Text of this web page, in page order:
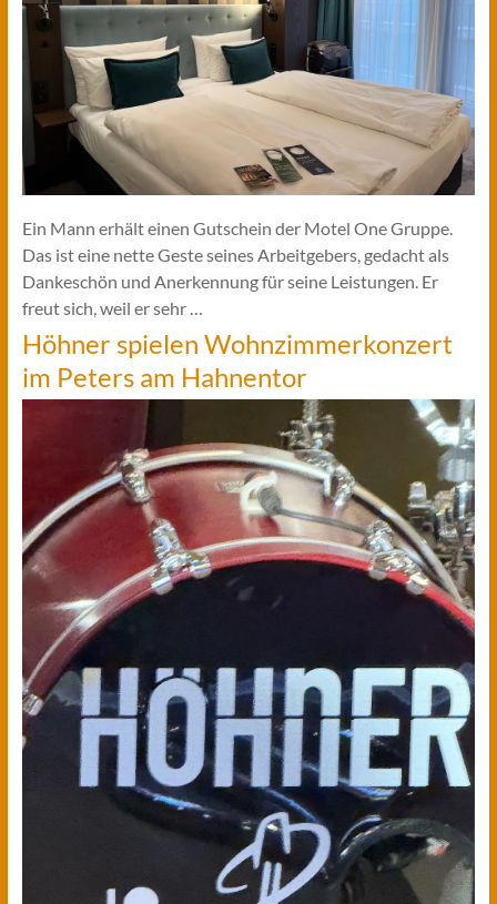
Ein Mann erhält einen Gutschein der Motel One Gruppe.
Das ist eine nette Geste seines Arbeitgebers, gedacht als
Dankeschön und Anerkennung für seine Leistungen. Er
freut sich, weil er sehr …
Höhner spielen Wohnzimmerkonzert
im Peters am Hahnentor